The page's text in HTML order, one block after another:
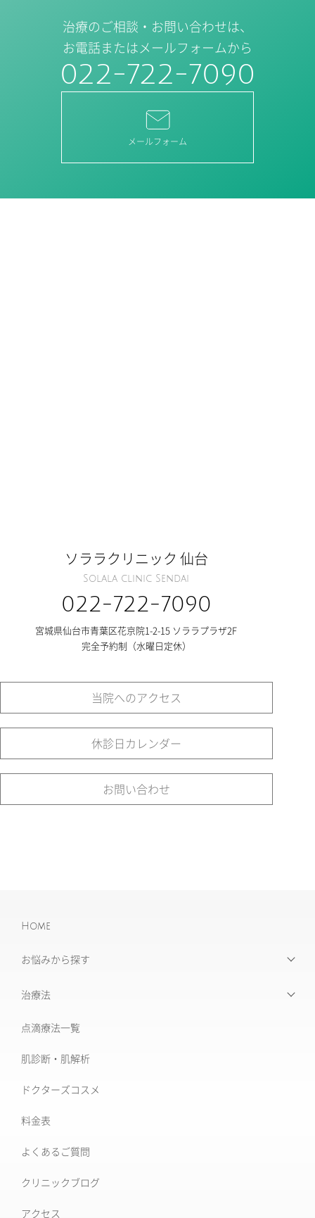
治療のご相談・お問い合わせは、
お電話またはメールフォームから
022-722-7090
メールフォーム
ソララクリニック 仙台
Solala clinic Sendai
022-722-7090
宮城県仙台市青葉区花京院1-2-15 ソララプラザ2F
完全予約制（水曜日定休）
当院へのアクセス
休診日カレンダー
お問い合わせ
Home
お悩みから探す
【お悩みから探す】INDEX
たるみ治療
美肌治療・肌育
シミ取り治療
治療法
治療機器・設備一覧
フォトナ6D/4D
ソフウェーブ
XERF (ザーフ)
ワンダーフェイスプロ
ルビーフラクショナル
肝斑改善集中プラン
点滴療法一覧
肌診断・肌解析
ドクターズコスメ
料金表
よくあるご質問
クリニックブログ
アクセス